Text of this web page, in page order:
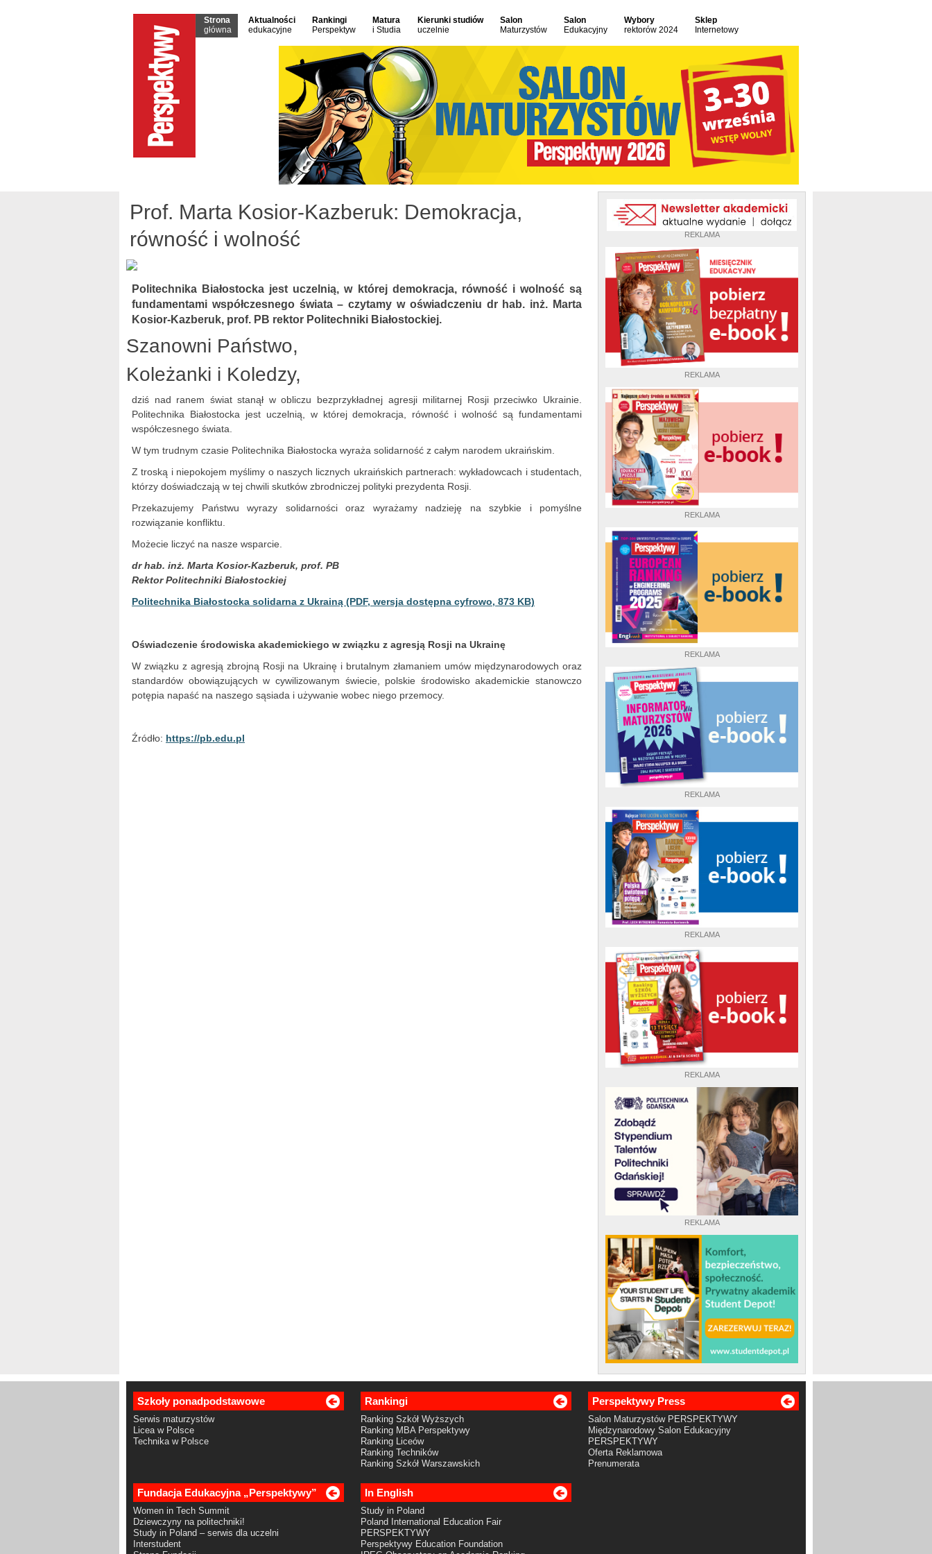
Strona
główna
Aktualności
edukacyjne
Rankingi
Perspektyw
Matura
i Studia
Kierunki studiów
uczelnie
Salon
Maturzystów
Salon
Edukacyjny
Wybory
rektorów 2024
Sklep
Internetowy
REKLAMA
REKLAMA
REKLAMA
REKLAMA
REKLAMA
REKLAMA
REKLAMA
REKLAMA
Prof. Marta Kosior-Kazberuk: Demokracja,
równość i wolność
Politechnika Białostocka jest uczelnią, w której demokracja, równość i wolność są
fundamentami współczesnego świata – czytamy w oświadczeniu dr hab. inż. Marta
Kosior-Kazberuk, prof. PB rektor Politechniki Białostockiej.
Szanowni Państwo,
Koleżanki i Koledzy,
dziś nad ranem świat stanął w obliczu bezprzykładnej agresji militarnej Rosji przeciwko Ukrainie.
Politechnika Białostocka jest uczelnią, w której demokracja, równość i wolność są fundamentami
współczesnego świata.
W tym trudnym czasie Politechnika Białostocka wyraża solidarność z całym narodem ukraińskim.
Z troską i niepokojem myślimy o naszych licznych ukraińskich partnerach: wykładowcach i studentach,
którzy doświadczają w tej chwili skutków zbrodniczej polityki prezydenta Rosji.
Przekazujemy Państwu wyrazy solidarności oraz wyrażamy nadzieję na szybkie i pomyślne
rozwiązanie konfliktu.
Możecie liczyć na nasze wsparcie.
dr hab. inż. Marta Kosior-Kazberuk, prof. PB
Rektor Politechniki Białostockiej
Politechnika Białostocka solidarna z Ukrainą (PDF, wersja dostępna cyfrowo, 873 KB)
Oświadczenie środowiska akademickiego w związku z agresją Rosji na Ukrainę
W związku z agresją zbrojną Rosji na Ukrainę i brutalnym złamaniem umów międzynarodowych oraz
standardów obowiązujących w cywilizowanym świecie, polskie środowisko akademickie stanowczo
potępia napaść na naszego sąsiada i używanie wobec niego przemocy.
Źródło: https://pb.edu.pl
Szkoły ponadpodstawowe
Serwis maturzystów
Licea w Polsce
Technika w Polsce
Rankingi
Ranking Szkół Wyższych
Ranking MBA Perspektywy
Ranking Liceów
Ranking Techników
Ranking Szkół Warszawskich
Perspektywy Press
Salon Maturzystów PERSPEKTYWY
Międzynarodowy Salon Edukacyjny
PERSPEKTYWY
Oferta Reklamowa
Prenumerata
Fundacja Edukacyjna „Perspektywy”
Women in Tech Summit
Dziewczyny na politechniki!
Study in Poland – serwis dla uczelni
Interstudent
In English
Study in Poland
Poland International Education Fair
PERSPEKTYWY
Perspektywy Education Foundation